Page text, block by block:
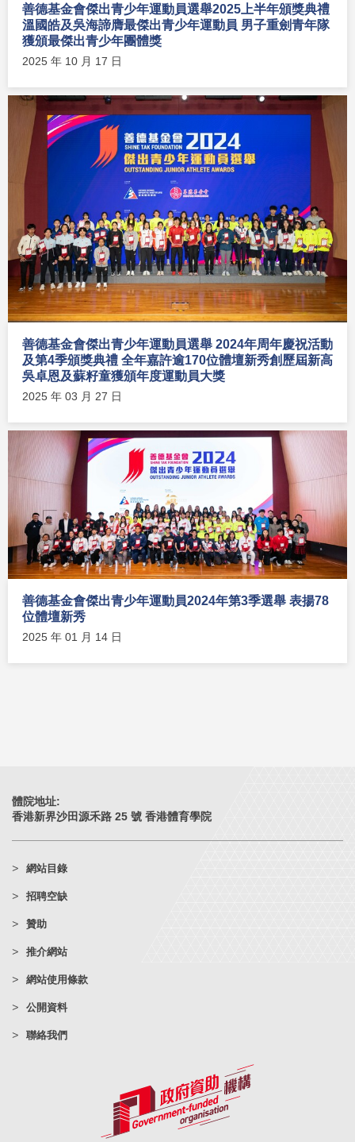
善德基金會傑出青少年運動員選舉2025上半年頒獎典禮
溫國皓及吳海諦膺最傑出青少年運動員 男子重劍青年隊
獲頒最傑出青少年團體獎
2025 年 10 月 17 日
善德基金會傑出青少年運動員選舉 2024年周年慶祝活動
及第4季頒獎典禮 全年嘉許逾170位體壇新秀創歷屆新高
吳卓恩及蘇籽童獲頒年度運動員大獎
2025 年 03 月 27 日
善德基金會傑出青少年運動員2024年第3季選舉 表揚78
位體壇新秀
2025 年 01 月 14 日
體院地址:
香港新界沙田源禾路 25 號 香港體育學院
網站目錄
招聘空缺
贊助
推介網站
網站使用條款
公開資料
聯絡我們